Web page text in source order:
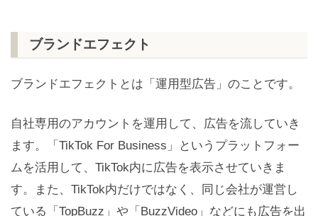
ブランドエフェクト
ブランドエフェクトとは「運用型広告」のことです。
自社専用のアカウントを運用して、広告を流していき
ます。「TikTok For Business」というプラットフォー
ムを活用して、TikTok内に広告を表示させていきま
す。また、TikTok内だけではなく、同じ会社が運営し
ている「TopBuzz」や「BuzzVideo」などにも広告を出